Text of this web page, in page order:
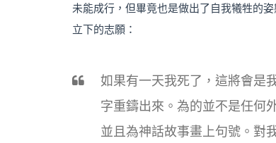
未能成行，但畢竟也是做出了自我犧牲的
立下的志願：
如果有一天我死了，這將會是
字重鑄出來。為的並不是任何
並且為神話故事畫上句號。對